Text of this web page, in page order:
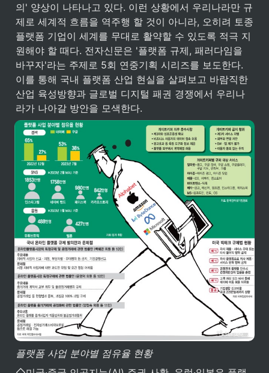
의' 양상이 나타나고 있다. 이런 상황에서 우리나라만 규
제로 세계적 흐름을 역주행 할 것이 아니라, 오히려 토종
플랫폼 기업이 세계를 무대로 활약할 수 있도록 적극 지
원해야 할 때다. 전자신문은 '플랫폼 규제, 패러다임을
바꾸자'라는 주제로 5회 연중기획 시리즈를 보도한다.
이를 통해 국내 플랫폼 산업 현실을 살펴보고 바람직한
산업 육성방향과 글로벌 디지털 패권 경쟁에서 우리나
라가 나아갈 방안을 모색한다.
플랫폼 사업 분야별 점유율 현황